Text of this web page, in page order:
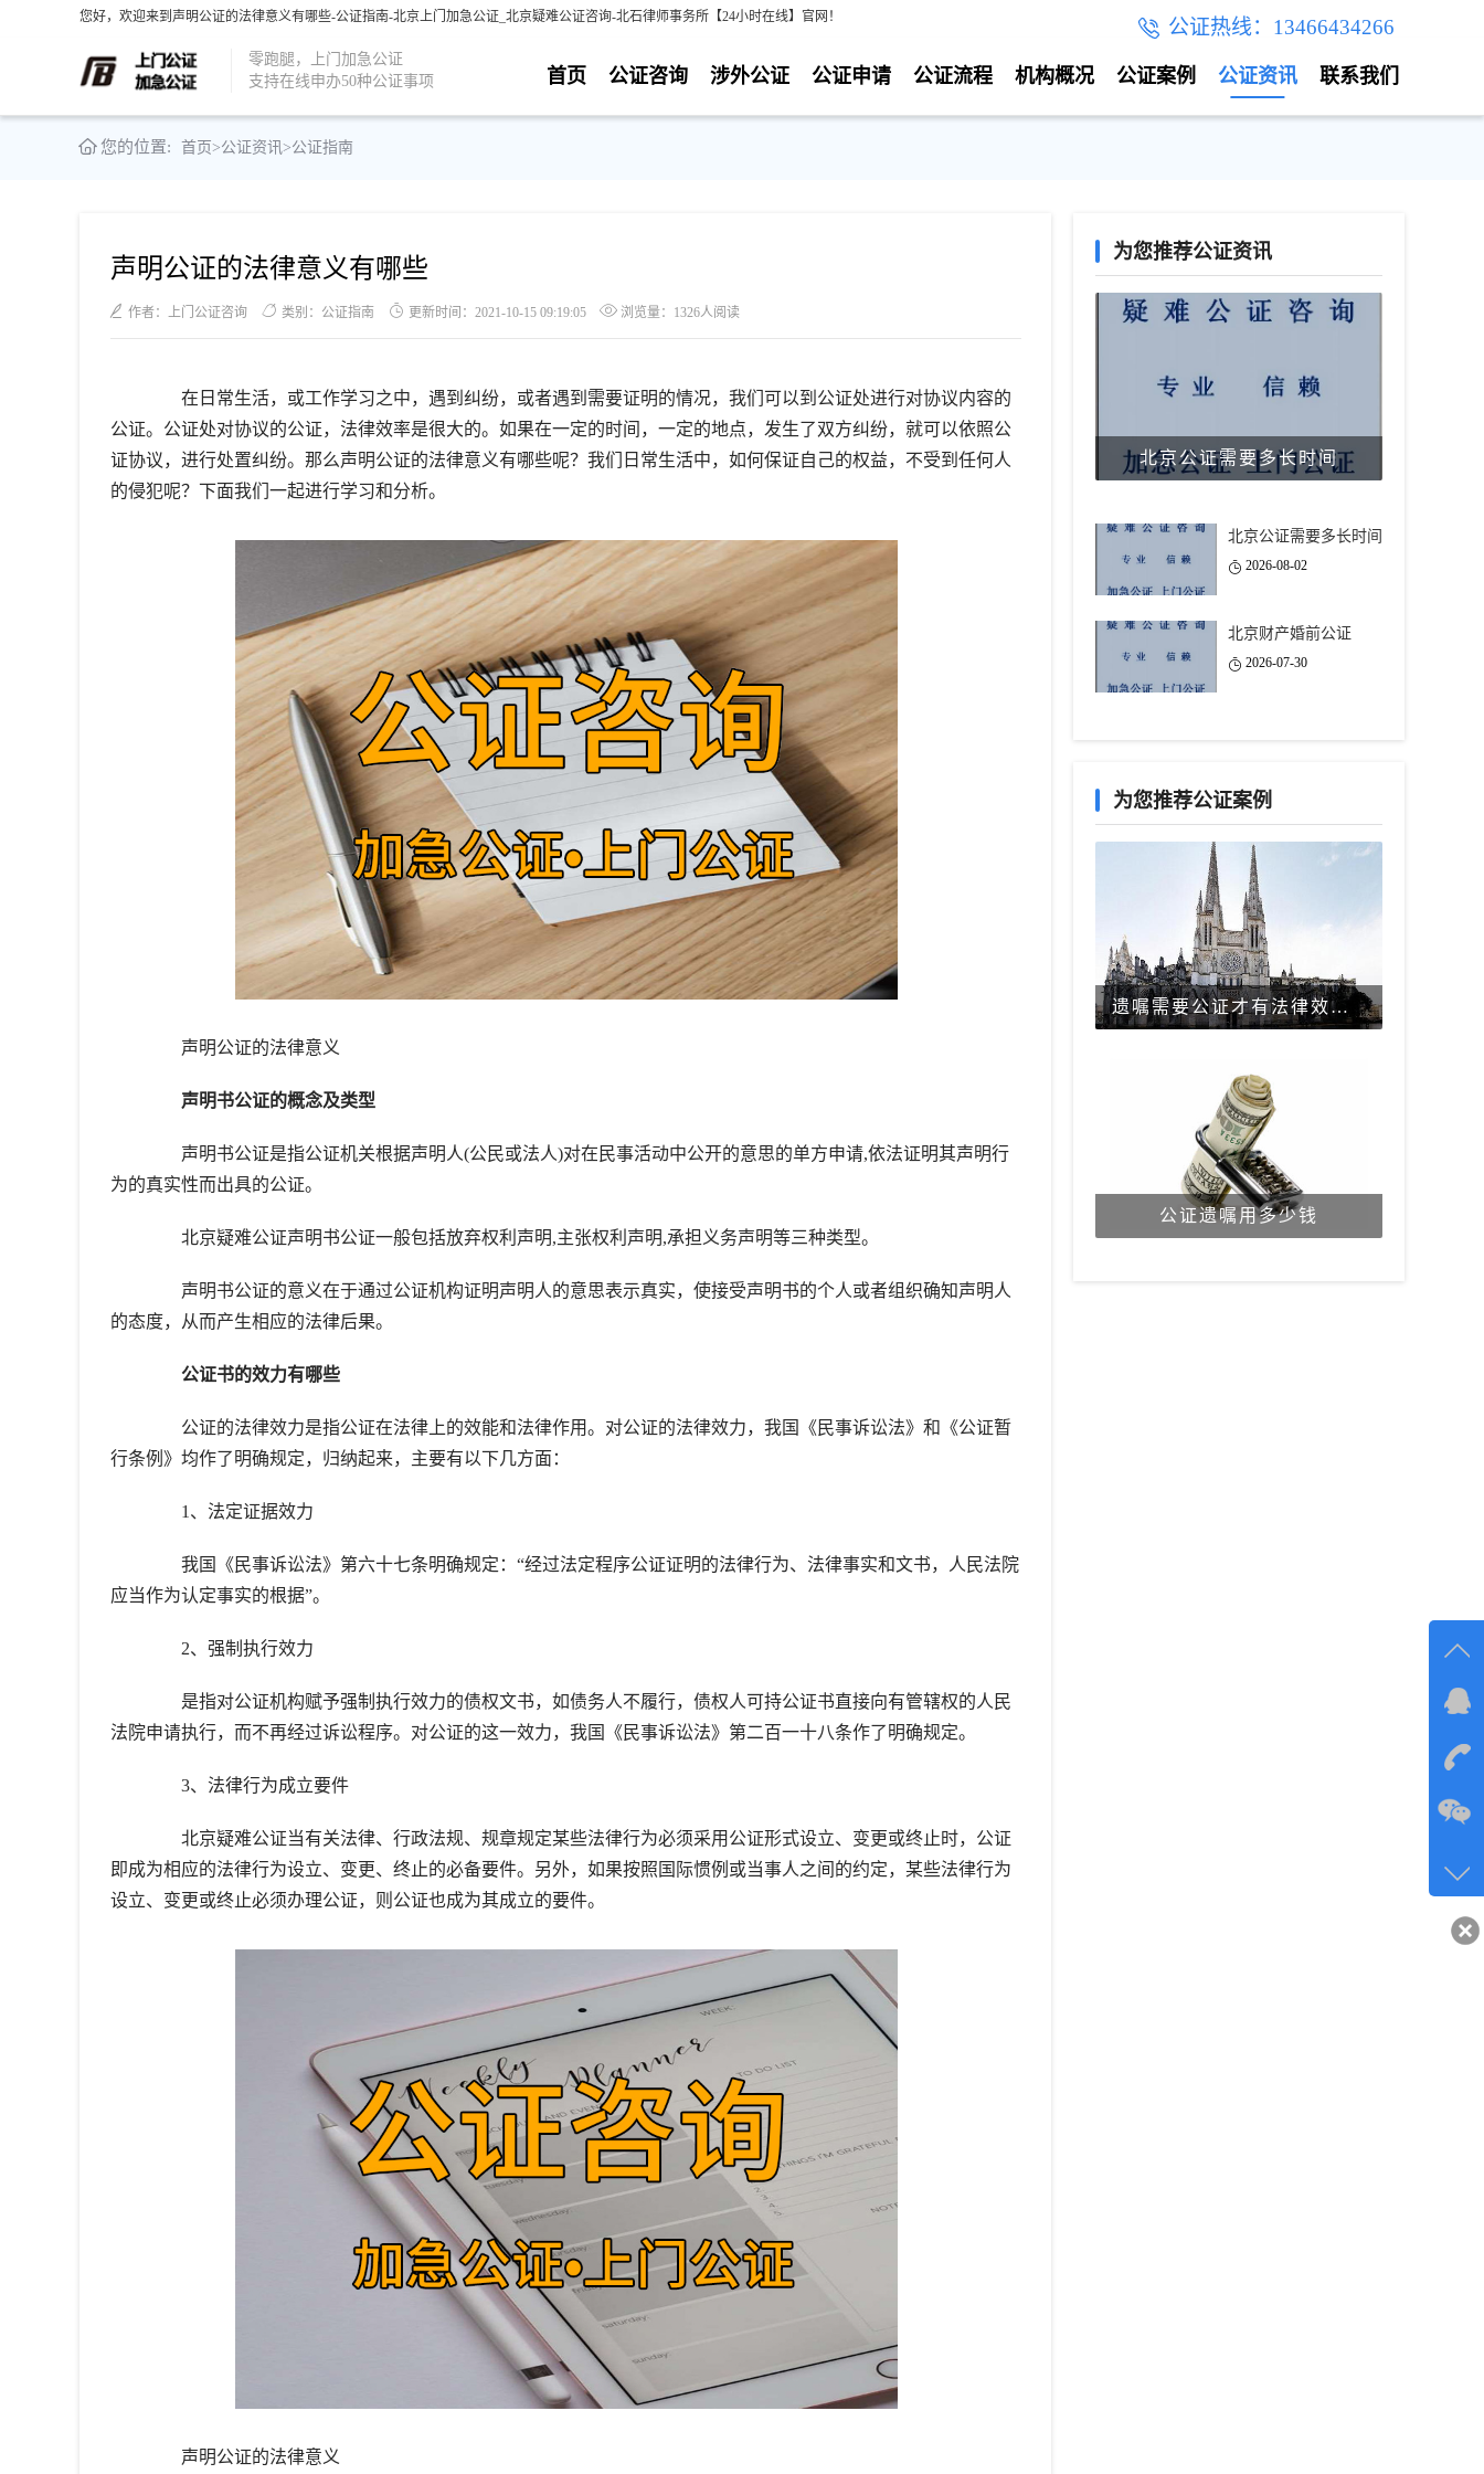
您好，欢迎来到声明公证的法律意义有哪些-公证指南-北京上门加急公证_北京疑难公证咨询-北石律师事务所【24小时在线】官网！ 公证热线：13466434266
零跑腿，上门加急公证
支持在线申办50种公证事项
联系我们
公证资讯
公证案例
机构概况
公证流程
公证申请
涉外公证
公证咨询
首页
您的位置: 首页>公证资讯>公证指南
声明公证的法律意义有哪些
作者：上门公证咨询 类别：公证指南 更新时间：2021-10-15 09:19:05 浏览量：1326人阅读
在日常生活，或工作学习之中，遇到纠纷，或者遇到需要证明的情况，我们可以到公证处进行对协议内容的
公证。公证处对协议的公证，法律效率是很大的。如果在一定的时间，一定的地点，发生了双方纠纷，就可以依照公
证协议，进行处置纠纷。那么声明公证的法律意义有哪些呢？我们日常生活中，如何保证自己的权益，不受到任何人
的侵犯呢？下面我们一起进行学习和分析。
声明公证的法律意义
声明书公证的概念及类型
声明书公证是指公证机关根据声明人(公民或法人)对在民事活动中公开的意思的单方申请,依法证明其声明行
为的真实性而出具的公证。
北京疑难公证声明书公证一般包括放弃权利声明,主张权利声明,承担义务声明等三种类型。
声明书公证的意义在于通过公证机构证明声明人的意思表示真实，使接受声明书的个人或者组织确知声明人
的态度，从而产生相应的法律后果。
公证书的效力有哪些
公证的法律效力是指公证在法律上的效能和法律作用。对公证的法律效力，我国《民事诉讼法》和《公证暂
行条例》均作了明确规定，归纳起来，主要有以下几方面：
1、法定证据效力
我国《民事诉讼法》第六十七条明确规定：“经过法定程序公证证明的法律行为、法律事实和文书，人民法院
应当作为认定事实的根据”。
2、强制执行效力
是指对公证机构赋予强制执行效力的债权文书，如债务人不履行，债权人可持公证书直接向有管辖权的人民
法院申请执行，而不再经过诉讼程序。对公证的这一效力，我国《民事诉讼法》第二百一十八条作了明确规定。
3、法律行为成立要件
北京疑难公证当有关法律、行政法规、规章规定某些法律行为必须采用公证形式设立、变更或终止时，公证
即成为相应的法律行为设立、变更、终止的必备要件。另外，如果按照国际惯例或当事人之间的约定，某些法律行为
设立、变更或终止必须办理公证，则公证也成为其成立的要件。
声明公证的法律意义
为您推荐公证资讯
北京公证需要多长时间
北京公证需要多长时间
2026-08-02
北京财产婚前公证
2026-07-30
为您推荐公证案例
遗嘱需要公证才有法律效力吗？
公证遗嘱用多少钱
在线
咨询
客服